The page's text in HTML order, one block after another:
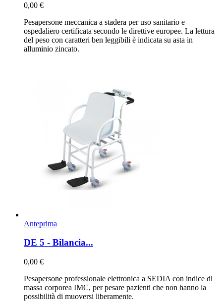
0,00 €
Pesapersone meccanica a stadera per uso sanitario e
ospedaliero certificata secondo le direttive europee. La lettura
del peso con caratteri ben leggibili è indicata su asta in
alluminio zincato.
Anteprima
DE 5 - Bilancia...
0,00 €
Pesapersone professionale elettronica a SEDIA con indice di
massa corporea IMC, per pesare pazienti che non hanno la
possibilità di muoversi liberamente.